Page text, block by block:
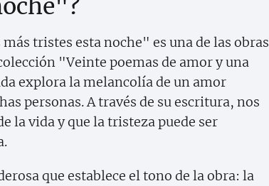
tristes esta noche" es una de las obras
"Veinte poemas de amor y una
explora la melancolía de un amor
personas. A través de su escritura, nos
la vida y que la tristeza puede ser
que establece el tono de la obra: la